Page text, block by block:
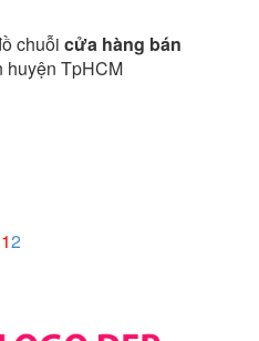
chuỗi cửa hàng bán
huyện TpHCM
12